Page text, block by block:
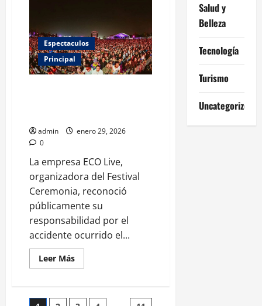
y
anuncia
sexta
fecha
en
CDMX:
debes
saber
Espectaculos
Principal
admin
enero 29, 2026
0
La empresa ECO Live,
organizadora del Festival
Ceremonia, reconoció
públicamente su
responsabilidad por el
accidente ocurrido el...
Leer MásLeer
más
Live
Salud y
Belleza
Tecnología
Turismo
Uncategorized